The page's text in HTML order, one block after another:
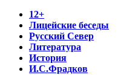
12+
Лицейские беседы
Русский Север
Литература
История
И.С.Фрадков